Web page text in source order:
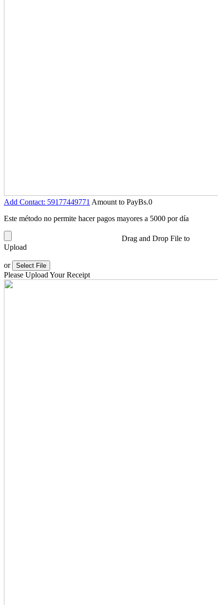
Add Contact: 59177449771 Amount to PayBs.0
Este método no permite hacer pagos mayores a 5000 por día
Drag and Drop File to
Upload
or Select File
Please Upload Your Receipt